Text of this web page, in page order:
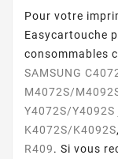
Pour votre
Easycartouche
consommables
SAMSUNG
M4072S/
Y4072S/Y4092S
K4072S/K4092S
R409. Si vous